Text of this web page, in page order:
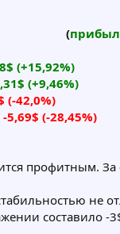
(
(+15,92%)
(+9,46%)
(-42,0%)
-5,69$ (-28,45%)
профитным. За
не
составило -